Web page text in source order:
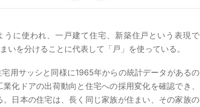
に使われ、一戸建て住宅、新築住戸という表現で
いを分けることに代表して「戸」を使っている。
用サッシと同様に1965年からの統計データがあるの
化ドアの出荷動向と住宅への採用変化を確認でき、
日本の住宅は、長く同じ家族が住まい、その家族の